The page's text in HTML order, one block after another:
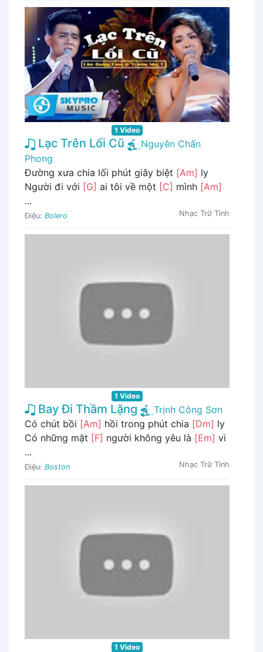
1 Video
Lạc Trên Lối Cũ
Nguyên Chấn
Phong
Đường xưa chia lối phút giây biệt [Am] ly
Người đi với [G] ai tôi về một [C] mình [Am]
...
Điệu: Bolero Nhạc Trữ Tình
1 Video
Bay Đi Thầm Lặng
Trịnh Công Sơn
Có chút bồi [Am] hồi trong phút chia [Dm] ly
Có những mặt [F] người không yêu là [Em] vì
...
Điệu: Boston Nhạc Trữ Tình
1 Video